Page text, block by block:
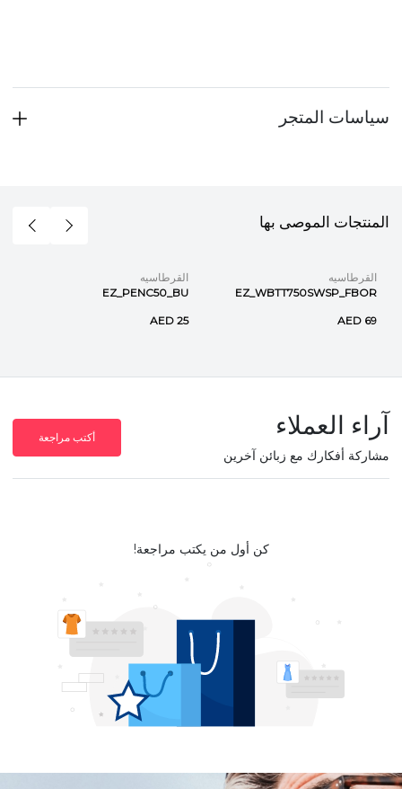
سياسات المتجر
المنتجات الموصى بها
القرطاسيه
EZ_WBTT750SWSP_FBOR
AED 69
القرطاسيه
EZ_PENC50_BU
AED 25
آراء العملاء
مشاركة أفكارك مع زبائن آخرين
أكتب مراجعة
كن أول من يكتب مراجعة!